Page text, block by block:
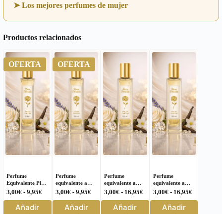
➤ Los mejores perfumes de mujer
Productos relacionados
OFERTA
Perfume
Equivalente Pi
Givenchy
Hombre 240 |
16,95€ | Rosa
Dorada
3,00€ - 9,95€Rango
de
Añadir
Este
OFERTA
Perfume
equivalente a
Coco Eau de
Parfum Chanel
para Mujer – 43
3,00€ - 9,95€Rango
de
Añadir
Este
Perfume
equivalente a
Ultraviolet para
Hombre – 106
3,00€ - 16,95€Rango
de
precios:
Añadir
Este
Perfume
equivalente a
Yara Lattafa
Perfume para
Mujer – 479
3,00€ - 16,95€Rango
de
Añadir
Este